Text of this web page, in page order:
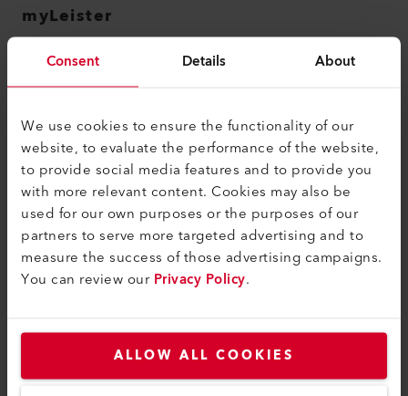
Consent Details About
We use cookies to ensure the functionality of our
website, to evaluate the performance of the website,
to provide social media features and to provide you
with more relevant content. Cookies may also be
used for our own purposes or the purposes of our
partners to serve more targeted advertising and to
measure the success of those advertising campaigns.
You can review ourPrivacy Policy.
ALLOW ALL COOKIES
American Express
Apple Pay
Google Pay
iDEAL
Vorauszahlung
myLeister
myLeister Account
Academy
Services
myLeister Apps
Legal and Help
Kontakt
Händler finden
AGB - Allgemeine Geschäftsbedingungen
Datenschutzerklärung